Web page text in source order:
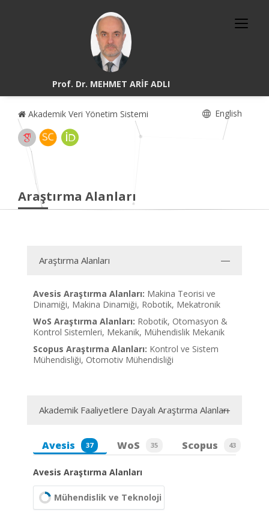
Prof. Dr. MEHMET ARİF ADLI
Akademik Veri Yönetim Sistemi English
Araştırma Alanları
Araştırma Alanları
Avesis Araştırma Alanları: Makina Teorisi ve
Dinamiği, Makina Dinamiği, Robotik, Mekatronik
WoS Araştırma Alanları: Robotik, Otomasyon &
Kontrol Sistemleri, Mekanik, Mühendislik Mekanik
Scopus Araştırma Alanları: Kontrol ve Sistem
Mühendisliği, Otomotiv Mühendisliği
Akademik Faaliyetlere Dayalı Araştırma Alanları
Avesis 37 WoS 35 Scopus 43
Avesis Araştırma Alanları
Mühendislik ve Teknoloji